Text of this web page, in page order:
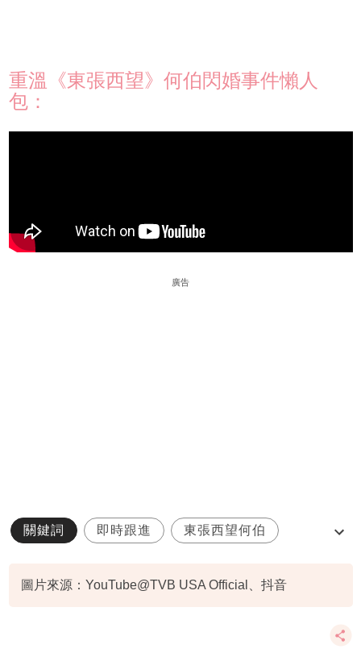
重溫《東張西望》何伯閃婚事件懶人
包：
廣告
關鍵詞 即時跟進 東張西望何伯
圖片來源：YouTube@TVB USA Official、抖音